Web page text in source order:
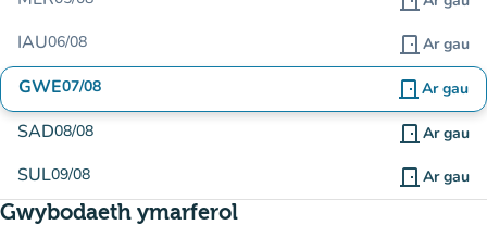
IAU06/08 door_front Ar gau
GWE07/08 door_front Ar gau
SAD08/08 door_front Ar gau
SUL09/08 door_front Ar gau
Gwybodaeth ymarferol